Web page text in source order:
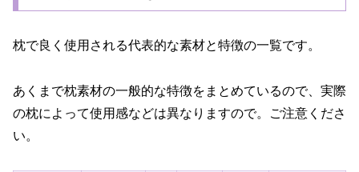
枕で良く使用される代表的な素材と特徴の一覧です。
あくまで枕素材の一般的な特徴をまとめているので、実際
の枕によって使用感などは異なりますので。ご注意くださ
い。